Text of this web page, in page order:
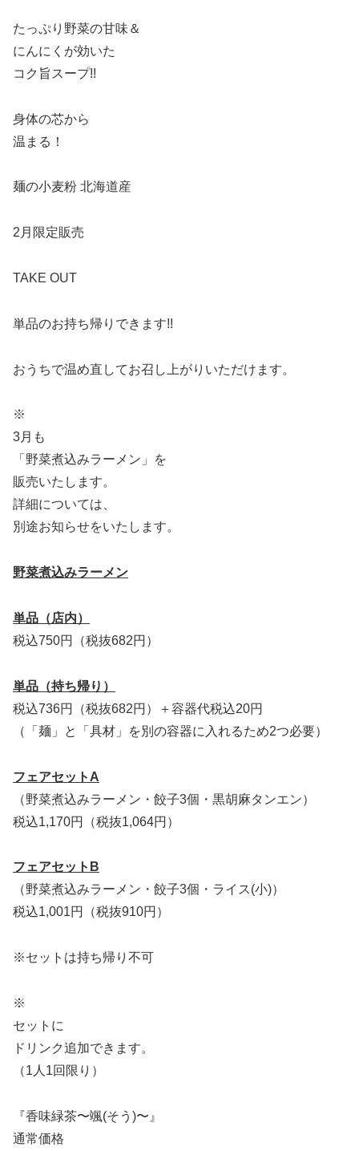
たっぷり野菜の甘味＆
にんにくが効いた
コク旨スープ!!
身体の芯から
温まる！
麺の小麦粉 北海道産
2月限定販売
TAKE OUT
単品のお持ち帰りできます!!
おうちで温め直してお召し上がりいただけます。
※
3月も
「野菜煮込みラーメン」を
販売いたします。
詳細については、
別途お知らせをいたします。
野菜煮込みラーメン
単品（店内）
税込750円（税抜682円）
単品（持ち帰り）
税込736円（税抜682円）＋容器代税込20円
（「麺」と「具材」を別の容器に入れるため2つ必要）
フェアセットA
（野菜煮込みラーメン・餃子3個・黒胡麻タンエン）
税込1,170円（税抜1,064円）
フェアセットB
（野菜煮込みラーメン・餃子3個・ライス(小)）
税込1,001円（税抜910円）
※セットは持ち帰り不可
※
セットに
ドリンク追加できます。
（1人1回限り）
『香味緑茶〜颯(そう)〜』
通常価格